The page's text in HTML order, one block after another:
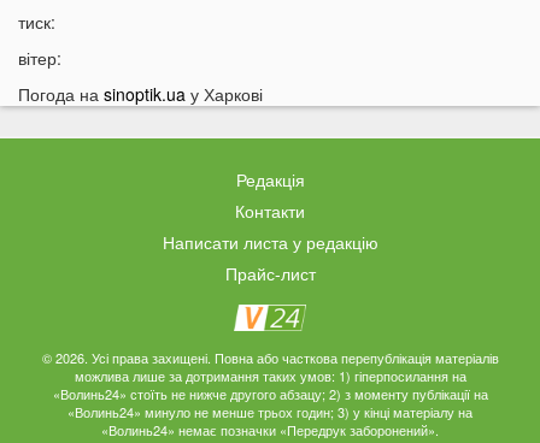
11:34
гранатою
В українців вимагають гроші за захист осель від
дронів РФ: що відбувається
ТЦК отримають нові дані про українців: під контроль
потраплять навіть ті, хто за кордоном
На війні загинув волинянин, якого 16 місяців
вважали зниклим безвісти
09:03
Захід України пішов під воду після потужних злив
08:50
На Волині зіткнулися бус та мотоцикл: є
травмований
тиск:
вітер:
Погода на sinoptik.ua у Харкові
Редакція
Контакти
Написати листа у редакцію
Прайс-лист
© 2026. Усі права захищені. Повна або часткова перепублікація матеріалів
можлива лише за дотримання таких умов: 1) гіперпосилання на
«Волинь24» стоїть не нижче другого абзацу; 2) з моменту публікації на
«Волинь24» минуло не менше трьох годин; 3) у кінці матеріалу на
«Волинь24» немає позначки «Передрук заборонений».